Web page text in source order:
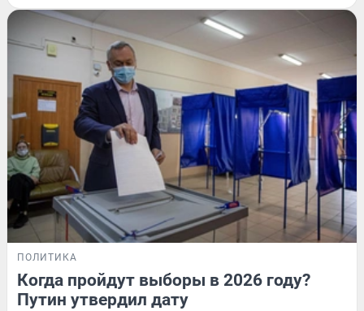
ПОЛИТИКА
Когда пройдут выборы в 2026 году?
Путин утвердил дату